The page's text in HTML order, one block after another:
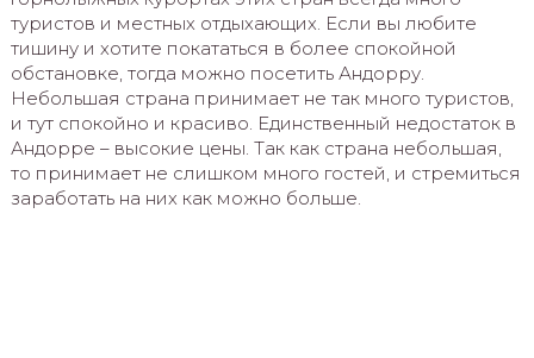
туристов и местных отдыхающих. Если вы любите
тишину и хотите покататься в более спокойной
обстановке, тогда можно посетить Андорру.
Небольшая страна принимает не так много туристов,
и тут спокойно и красиво. Единственный недостаток в
Андорре – высокие цены. Так как страна небольшая,
то принимает не слишком много гостей, и стремиться
заработать на них как можно больше.